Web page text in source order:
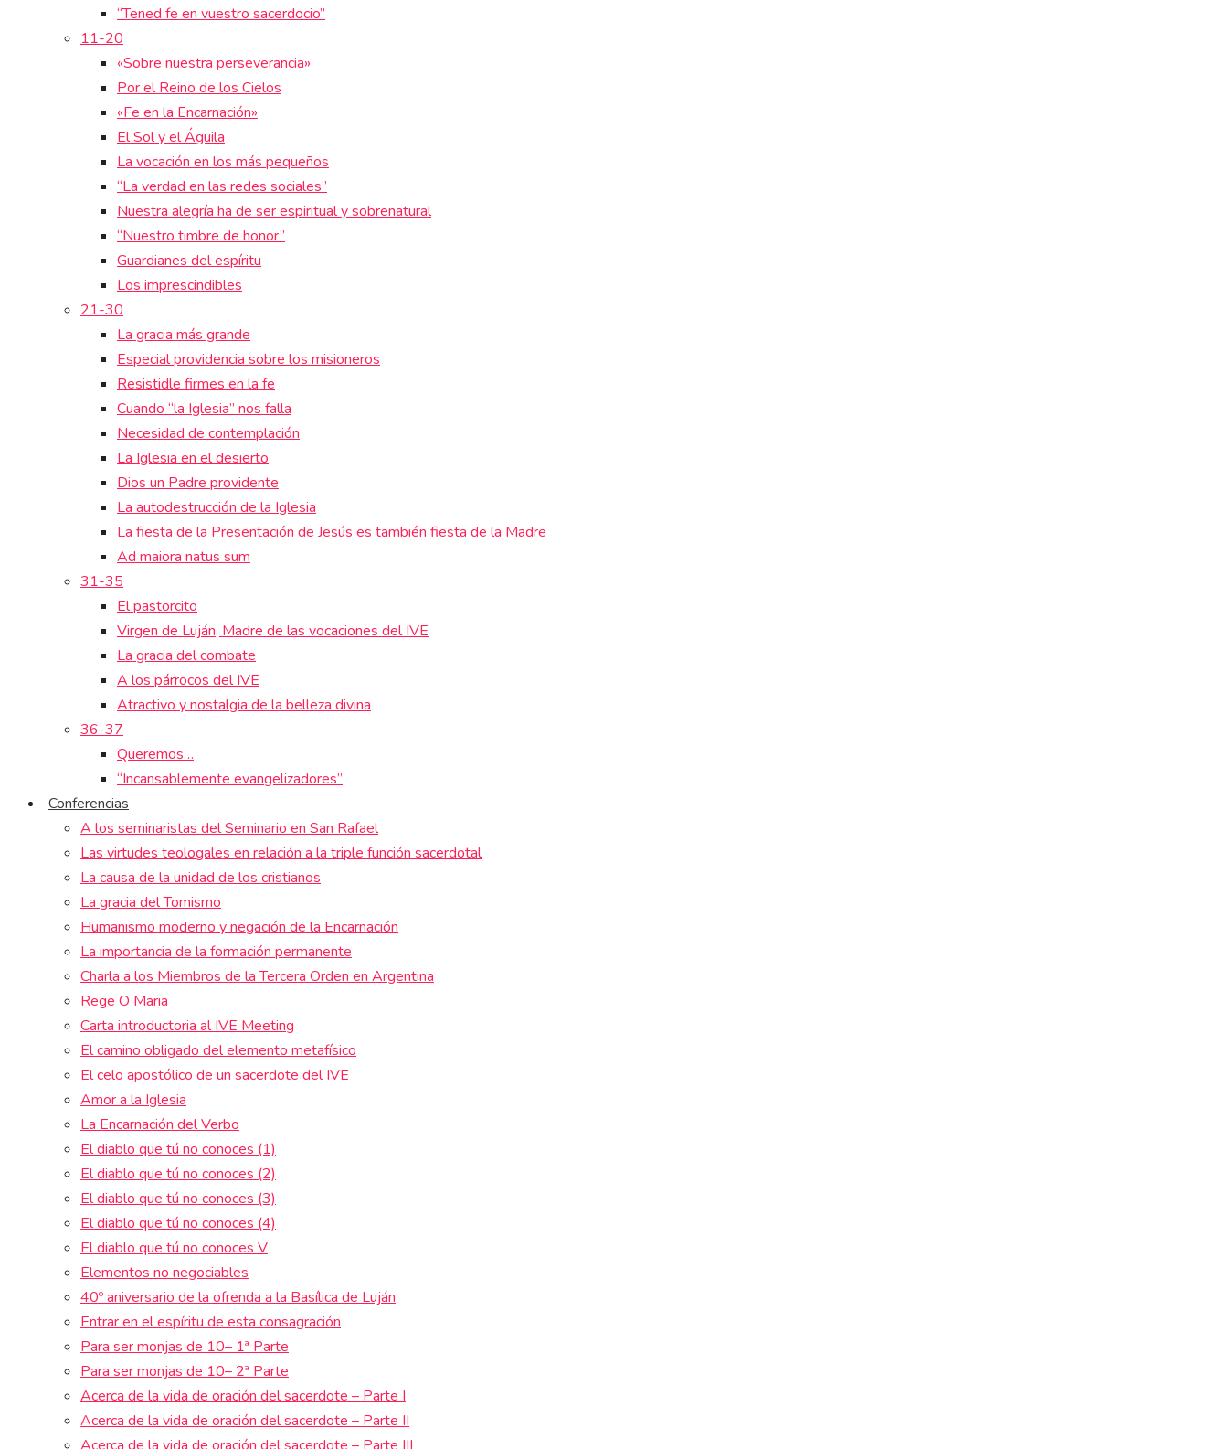
“Tened fe en vuestro sacerdocio”
11-20
«Sobre nuestra perseverancia»
Por el Reino de los Cielos
«Fe en la Encarnación»
El Sol y el Águila
La vocación en los más pequeños
“La verdad en las redes sociales”
Nuestra alegría ha de ser espiritual y sobrenatural
“Nuestro timbre de honor”
Guardianes del espíritu
Los imprescindibles
21-30
La gracia más grande
Especial providencia sobre los misioneros
Resistidle firmes en la fe
Cuando “la Iglesia” nos falla
Necesidad de contemplación
La Iglesia en el desierto
Dios un Padre providente
La autodestrucción de la Iglesia
La fiesta de la Presentación de Jesús es también fiesta de la Madre
Ad maiora natus sum
31-35
El pastorcito
Virgen de Luján, Madre de las vocaciones del IVE
La gracia del combate
A los párrocos del IVE
Atractivo y nostalgia de la belleza divina
36-37
Queremos…
“Incansablemente evangelizadores”
Conferencias
A los seminaristas del Seminario en San Rafael
Las virtudes teologales en relación a la triple función sacerdotal
La causa de la unidad de los cristianos
La gracia del Tomismo
Humanismo moderno y negación de la Encarnación
La importancia de la formación permanente
Charla a los Miembros de la Tercera Orden en Argentina
Rege O Maria
Carta introductoria al IVE Meeting
El camino obligado del elemento metafísico
El celo apostólico de un sacerdote del IVE
Amor a la Iglesia
La Encarnación del Verbo
El diablo que tú no conoces (1)
El diablo que tú no conoces (2)
El diablo que tú no conoces (3)
El diablo que tú no conoces (4)
El diablo que tú no conoces V
Elementos no negociables
40º aniversario de la ofrenda a la Basílica de Luján
Entrar en el espíritu de esta consagración
Para ser monjas de 10– 1ª Parte
Para ser monjas de 10– 2ª Parte
Acerca de la vida de oración del sacerdote – Parte I
Acerca de la vida de oración del sacerdote – Parte II